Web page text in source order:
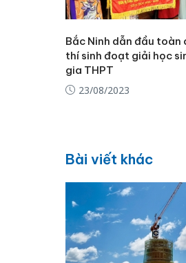
Bắc Ninh dẫn đầu toàn
thí sinh đoạt giải học
gia THPT
23/08/2023
Bài viết khác